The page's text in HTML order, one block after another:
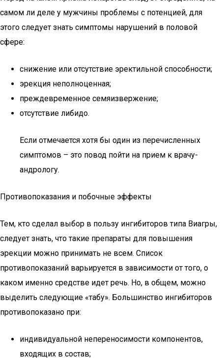
самом ли деле у мужчины проблемы с потенцией, для
этого следует знать симптомы нарушений в половой
сфере:
снижение или отсутствие эректильной способности;
эрекция неполноценная;
преждевременное семяизвержение;
отсутствие либидо.
Если отмечается хотя бы один из перечисленных
симптомов – это повод пойти на прием к врачу-
андрологу.
Противопоказания и побочные эффекты
Тем, кто сделал выбор в пользу ингибиторов типа Виагры,
следует знать, что такие препараты для повышения
эрекции можно принимать не всем. Список
противопоказаний варьируется в зависимости от того, о
каком именно средстве идет речь. Но, в общем, можно
выделить следующие «табу». Большинство ингибиторов
противопоказано при:
индивидуальной непереносимости компонентов,
входящих в состав;